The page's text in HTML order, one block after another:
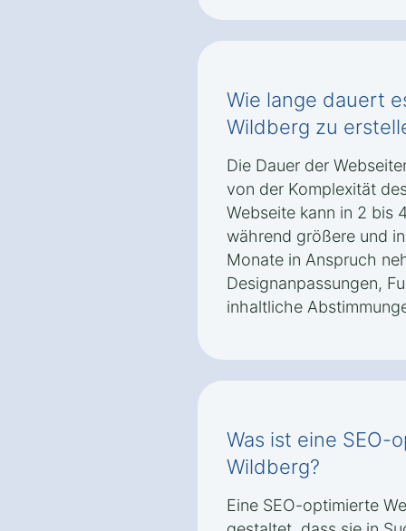
Wie lange dauert
Wildberg zu
Die Dauer der
von der Komplexität
Webseite kann in 2 bis
während größere und
Monate in Anspruch
Designanpassungen,
inhaltliche
Was ist eine SEO-
Wildberg?
Eine SEO-optimierte